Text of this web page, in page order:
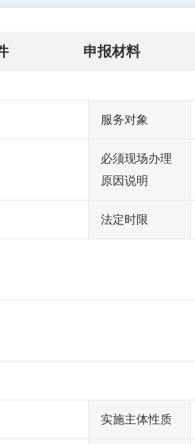
申报材料
服务对象
必须现场办理
原因说明
法定时限
实施主体性质